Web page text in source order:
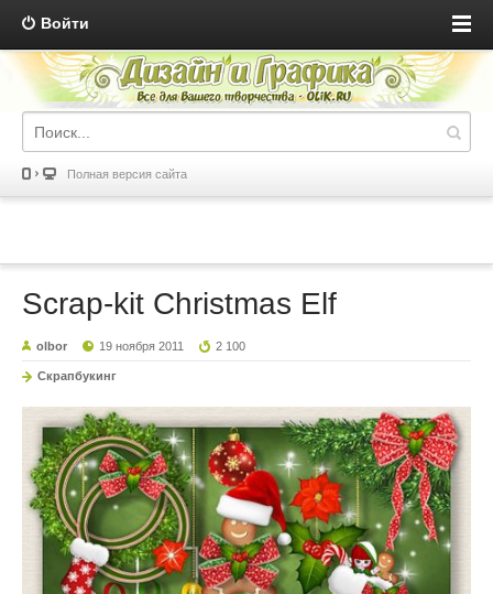
Войти
Полная версия сайта
Scrap-kit Christmas Elf
olbor 19 ноября 2011 2 100
Скрапбукинг